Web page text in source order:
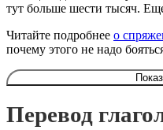
тут больше шести тысяч.
Читайте подробнее о
почему этого не надо
Перевод